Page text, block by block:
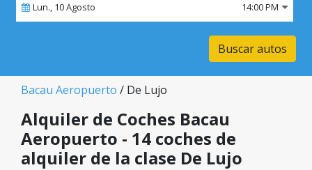
Lun., 10Agosto 14:00 PM
Buscar autos
Bacau Aeropuerto / De Lujo
Alquiler de Coches Bacau
Aeropuerto - 14 coches de
alquiler de la clase De Lujo